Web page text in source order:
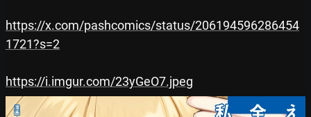
https://x.com/pashcomics/status/206194596286454
1721?s=2
https://i.imgur.com/23yGeO7.jpeg